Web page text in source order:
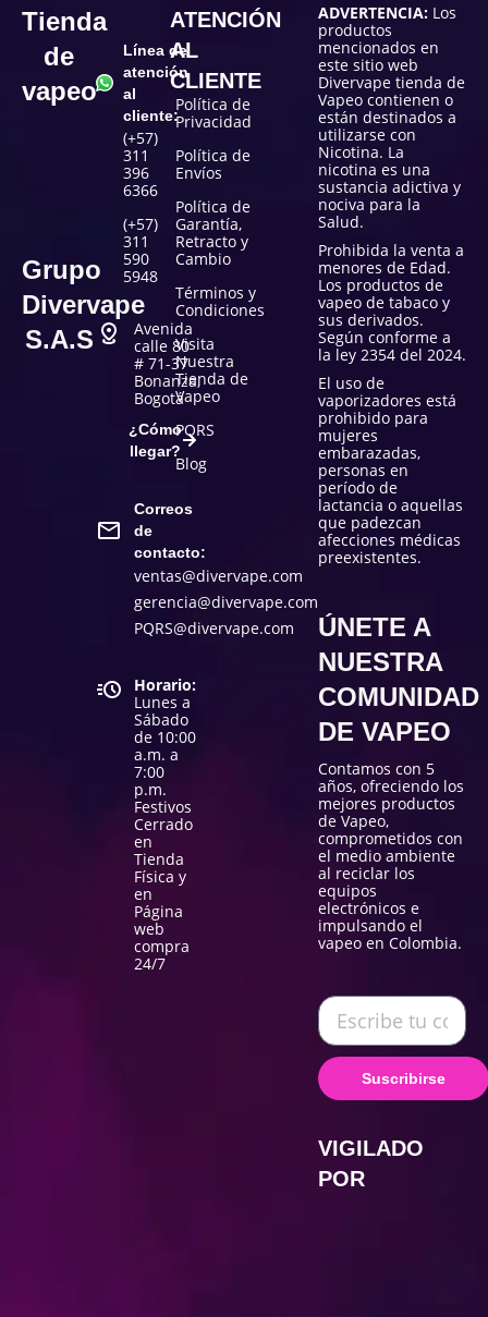
Tienda
de
vapeo
Grupo
Divervape
S.A.S
Línea de
atención
al
cliente:
(+57)
311
396
6366
(+57)
311
590
5948
Avenida
calle 80
# 71-37
Bonanza,
Bogotá
¿Cómo
llegar?
Correos
de
contacto:
ventas@divervape.com
gerencia@divervape.com
PQRS@divervape.com
Horario:
Lunes a
Sábado
de 10:00
a.m. a
7:00
p.m.
Festivos
Cerrado
en
Tienda
Física y
en
Página
web
compra
24/7
ATENCIÓN
AL
CLIENTE
Política de
Privacidad
Política de
Envíos
Política de
Garantía,
Retracto y
Cambio
Términos y
Condiciones
Visita
Nuestra
Tienda de
Vapeo
PQRS
Blog
ADVERTENCIA: Los
productos
mencionados en
este sitio web
Divervape tienda de
Vapeo contienen o
están destinados a
utilizarse con
Nicotina. La
nicotina es una
sustancia adictiva y
nociva para la
Salud.
Prohibida la venta a
menores de Edad.
Los productos de
vapeo de tabaco y
sus derivados.
Según conforme a
la ley 2354 del 2024.
El uso de
vaporizadores está
prohibido para
mujeres
embarazadas,
personas en
período de
lactancia o aquellas
que padezcan
afecciones médicas
preexistentes.
ÚNETE A
NUESTRA
COMUNIDAD
DE VAPEO
Contamos con 5
años, ofreciendo los
mejores productos
de Vapeo,
comprometidos con
el medio ambiente
al reciclar los
equipos
electrónicos e
impulsando el
vapeo en Colombia.
Suscribirse
VIGILADO
POR